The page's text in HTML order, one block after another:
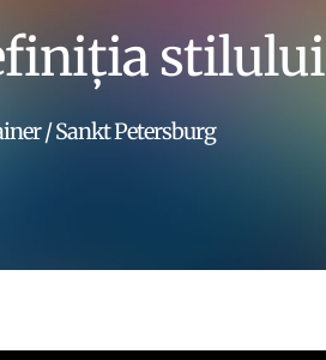
stilului
/ Sankt Petersburg